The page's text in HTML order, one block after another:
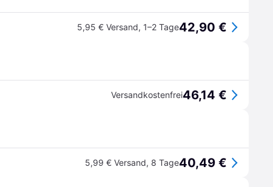
5,95 € Versand, 1–2 Tage42,90 €
Versandkostenfrei46,14 €
5,99 € Versand, 8 Tage40,49 €